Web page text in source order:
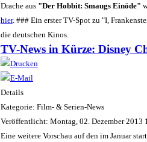
Drache aus "Der Hobbit: Smaugs Einöde"
hier. ### Ein erster TV-Spot zu "I,
die deutschen Kinos.
TV-News in Kürze: Disney
Details
Kategorie: Film- & Serien-News
Veröffentlicht: Montag, 02. Dezember 2013
Eine weitere Vorschau auf den im Januar